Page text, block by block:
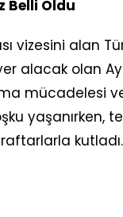
Belli Oldu
vizesini alan
alacak olan
mücadelesi
yaşanırken,
kutladı.